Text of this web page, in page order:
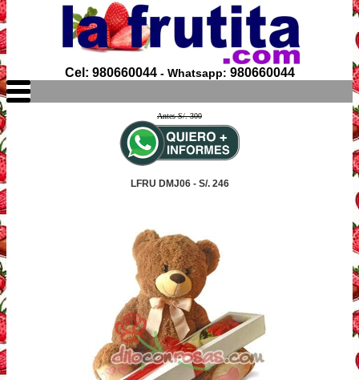
Cel: 980660044- Whatsapp: 980660044
Antes S/. 300
LFRU DMJ06 - S/. 246